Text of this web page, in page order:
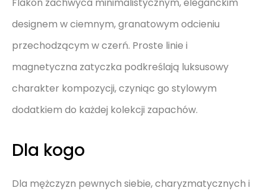
designem w ciemnym, granatowym odcieniu
przechodzącym w czerń. Proste linie i
magnetyczna zatyczka podkreślają luksusowy
charakter kompozycji, czyniąc go stylowym
dodatkiem do każdej kolekcji zapachów.
Dla kogo
Dla mężczyzn pewnych siebie, charyzmatycznych i